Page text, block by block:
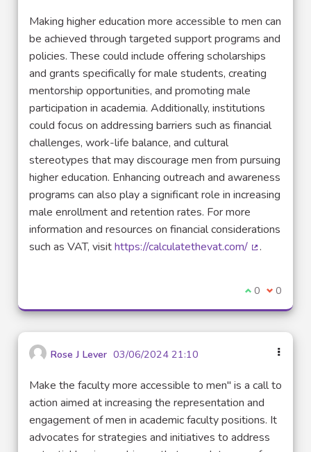
Making higher education more accessible to men can
be achieved through targeted support programs and
policies. These could include offering scholarships
and grants specifically for male students, creating
mentorship opportunities, and promoting male
participation in academia. Additionally, institutions
could focus on addressing barriers such as financial
challenges, work-life balance, and cultural
stereotypes that may discourage men from pursuing
higher education. Enhancing outreach and awareness
programs can also play a significant role in increasing
male enrollment and retention rates. For more
information and resources on financial considerations
such as VAT, visithttps://calculatethevat.com/ .
Je suis
0 Je ne
0
Rose J Lever 03/06/2024 21:10
Make the faculty more accessible to men" is a call to
action aimed at increasing the representation and
engagement of men in academic faculty positions. It
advocates for strategies and initiatives to address